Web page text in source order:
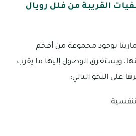
القريبة من فلل رويال
بوجود مجموعة من أفخم
ويستغرق الوصول إليها ما يقرب